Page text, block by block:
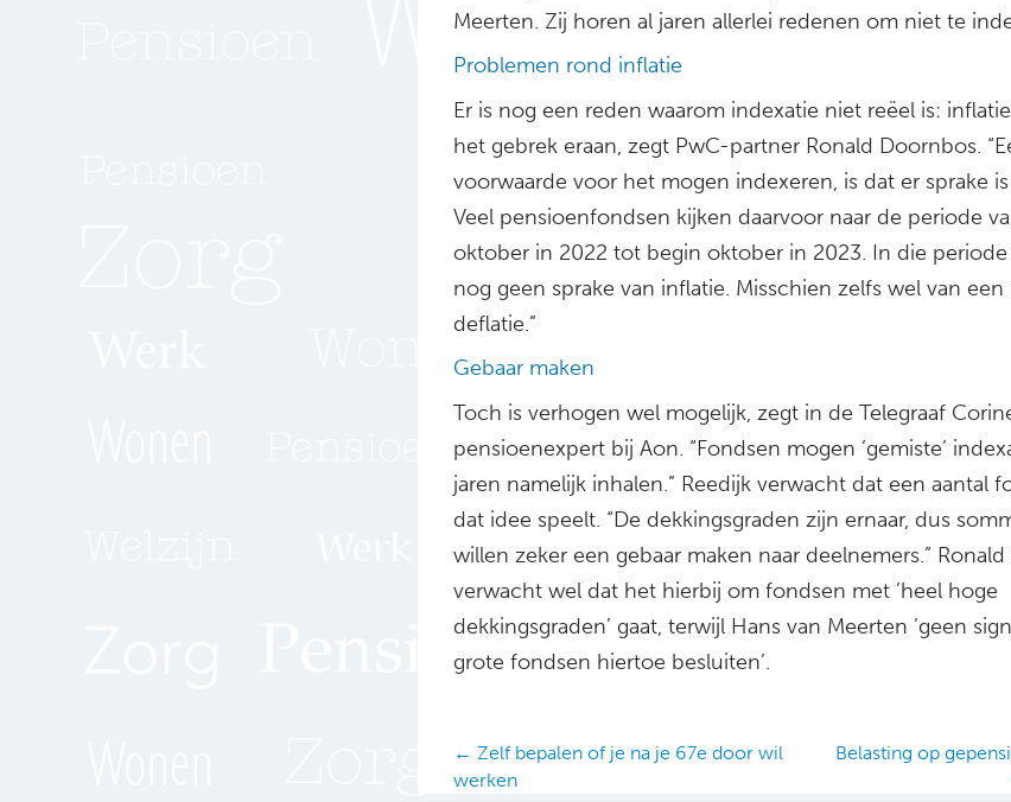
Meerten. Zij horen al jaren allerlei redenen om niet te
Problemen rond inflatie
Er is nog een reden waarom indexatie niet reëel is:
het gebrek eraan, zegt PwC-partner Ronald Doornbos.
voorwaarde voor het mogen indexeren, is dat er sprake
Veel pensioenfondsen kijken daarvoor naar de periode
oktober in 2022 tot begin oktober in 2023. In die
nog geen sprake van inflatie. Misschien zelfs wel van
deflatie.”
Gebaar maken
Toch is verhogen wel mogelijk, zegt in de Telegraaf
pensioenexpert bij Aon. “Fondsen mogen ’gemiste’
jaren namelijk inhalen.” Reedijk verwacht dat een aantal
dat idee speelt. “De dekkingsgraden zijn ernaar, dus
willen zeker een gebaar maken naar deelnemers.”
verwacht wel dat het hierbij om fondsen met ’heel hoge
dekkingsgraden’ gaat, terwijl Hans van Meerten ’geen
grote fondsen hiertoe besluiten’.
Posts
← Zelf bepalen of je na je 67e door wil
werken
Belasting op